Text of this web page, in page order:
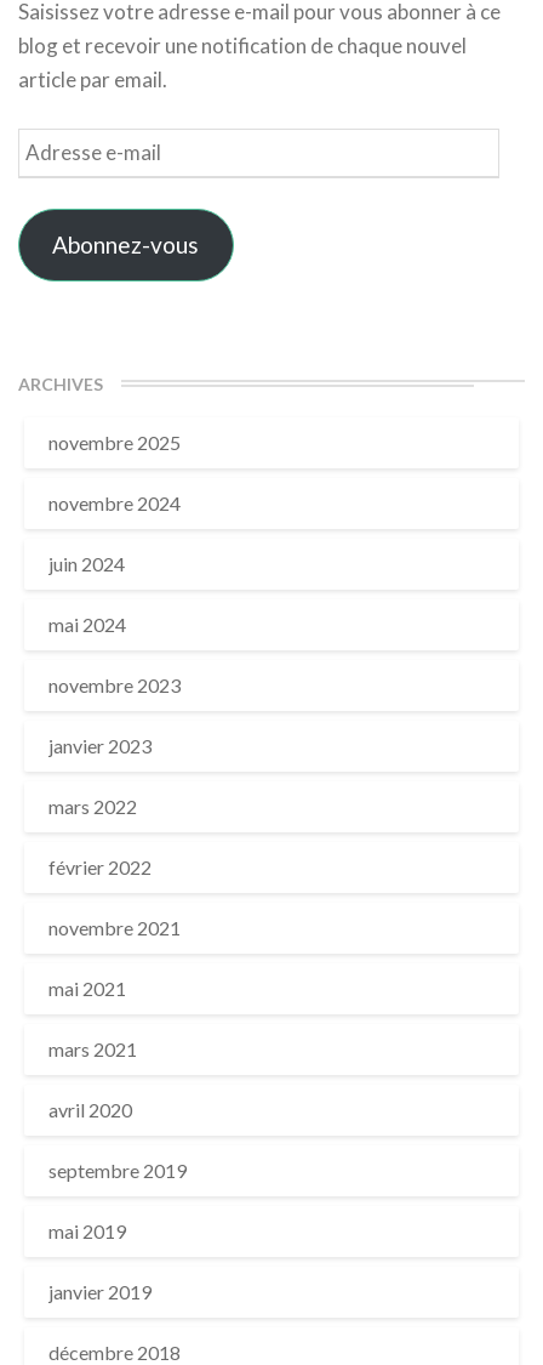
Saisissez votre adresse e-mail pour vous abonner à ce
blog et recevoir une notification de chaque nouvel
article par email.
Adresse
e-
mail
Abonnez-vous
ARCHIVES
novembre 2025
novembre 2024
juin 2024
mai 2024
novembre 2023
janvier 2023
mars 2022
février 2022
novembre 2021
mai 2021
mars 2021
avril 2020
septembre 2019
mai 2019
janvier 2019
décembre 2018